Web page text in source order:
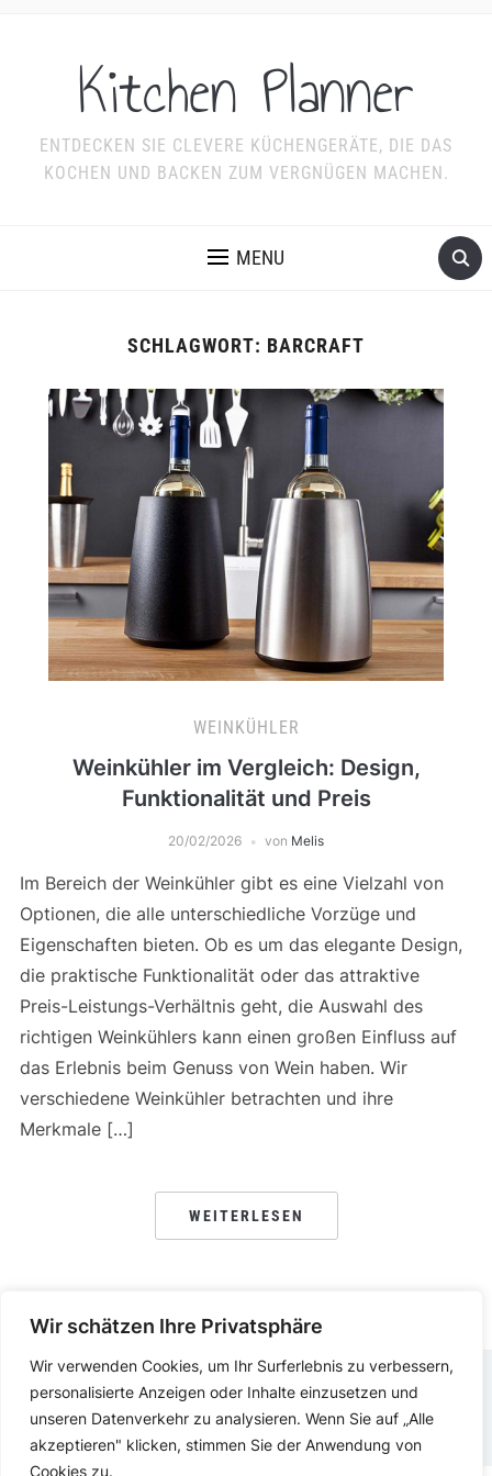
Wir schätzen Ihre Privatsphäre
Wir verwenden Cookies, um Ihr Surferlebnis zu verbessern,
personalisierte Anzeigen oder Inhalte einzusetzen und
unseren Datenverkehr zu analysieren. Wenn Sie auf „Alle
akzeptieren" klicken, stimmen Sie der Anwendung von
Cookies zu.
Kitchen Planner
ENTDECKEN SIE CLEVERE KÜCHENGERÄTE, DIE DAS
KOCHEN UND BACKEN ZUM VERGNÜGEN MACHEN.
MENU
SCHLAGWORT: BARCRAFT
WEINKÜHLER
Weinkühler im Vergleich: Design,
Funktionalität und Preis
20/02/2026 von Melis
Im Bereich der Weinkühler gibt es eine Vielzahl von
Optionen, die alle unterschiedliche Vorzüge und
Eigenschaften bieten. Ob es um das elegante Design,
die praktische Funktionalität oder das attraktive
Preis-Leistungs-Verhältnis geht, die Auswahl des
richtigen Weinkühlers kann einen großen Einfluss auf
das Erlebnis beim Genuss von Wein haben. Wir
verschiedene Weinkühler betrachten und ihre
Merkmale […]
WEITERLESEN
IMPRESSUM DATENSCHUTZERKLÄRUNG